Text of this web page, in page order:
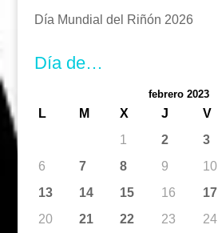
Día Mundial del Riñón 2026
Día de…
febrero 2023
L M X J V
1
2 3
6
7 8 9 10
13
14 15 16 17
20
21 22 23 24